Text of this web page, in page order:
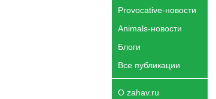
Provocative-новости
Animals-новости
Блоги
Все публикации
О zahav.ru